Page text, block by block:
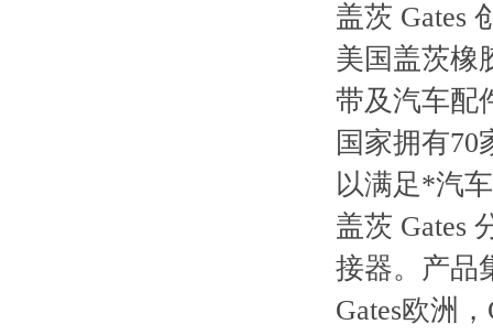
盖茨 Gates
美国盖茨橡
带及汽车配
国家拥有
以满足*汽
盖茨 Gates
接器。产品
Gates欧洲